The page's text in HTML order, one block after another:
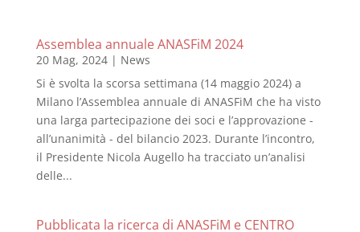
Assemblea annuale ANASFiM 2024
20 Mag, 2024| News
Si è svolta la scorsa settimana (14 maggio 2024) a
Milano l’Assemblea annuale di ANASFiM che ha visto
una larga partecipazione dei soci e l’approvazione -
all’unanimità - del bilancio 2023. Durante l’incontro,
il Presidente Nicola Augello ha tracciato un’analisi
delle...
Pubblicata la ricerca di ANASFiM e CENTRO